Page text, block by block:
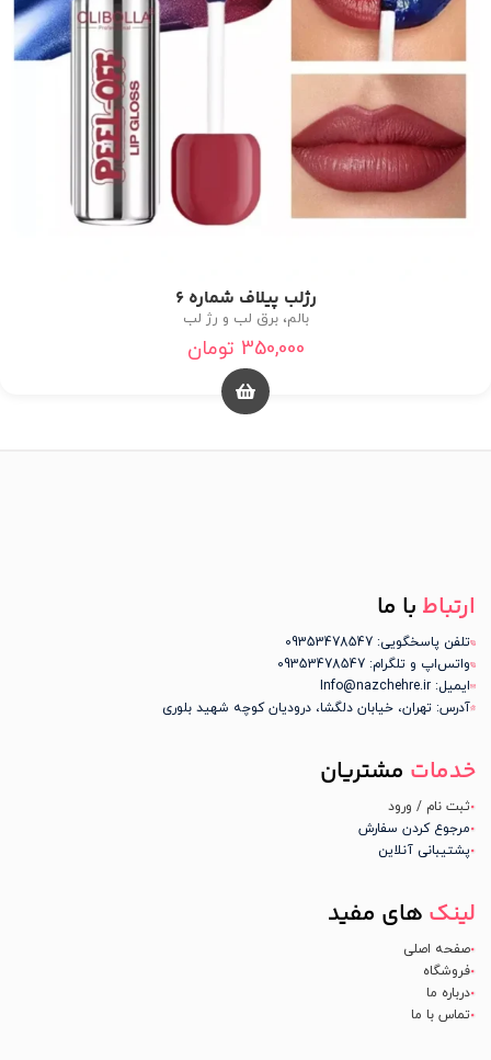
رژلب پیلاف شماره 6
بالم، برق لب و رژ لب
350,000 تومان
ارتباط با ما
تلفن پاسخگویی: 09353478547
واتس‌اپ و تلگرام: 09353478547
ایمیل: Info@nazchehre.ir
آدرس: تهران، خیابان دلگشا، درودیان کوچه شهید بلوری
خدمات مشتریان
ثبت نام / ورود
مرجوع کردن سفارش
پشتیبانی آنلاین
لینک های مفید
صفحه اصلی
فروشگاه
درباره ما
تماس با ما